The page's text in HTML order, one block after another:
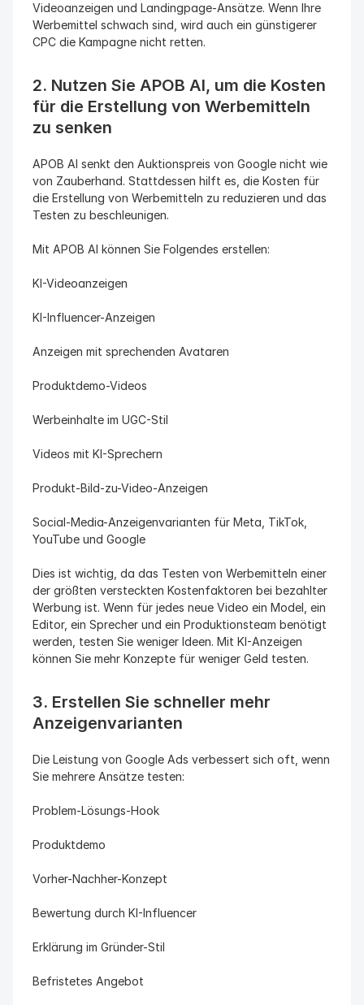
Videoanzeigen und Landingpage-Ansätze. Wenn Ihre
Werbemittel schwach sind, wird auch ein günstigerer
CPC die Kampagne nicht retten.
2. Nutzen Sie APOB AI, um die Kosten
für die Erstellung von Werbemitteln
zu senken
APOB AI senkt den Auktionspreis von Google nicht wie
von Zauberhand. Stattdessen hilft es, die Kosten für
die Erstellung von Werbemitteln zu reduzieren und das
Testen zu beschleunigen.
Mit APOB AI können Sie Folgendes erstellen:
KI-Videoanzeigen
KI-Influencer-Anzeigen
Anzeigen mit sprechenden Avataren
Produktdemo-Videos
Werbeinhalte im UGC-Stil
Videos mit KI-Sprechern
Produkt-Bild-zu-Video-Anzeigen
Social-Media-Anzeigenvarianten für Meta, TikTok,
YouTube und Google
Dies ist wichtig, da das Testen von Werbemitteln einer
der größten versteckten Kostenfaktoren bei bezahlter
Werbung ist. Wenn für jedes neue Video ein Model, ein
Editor, ein Sprecher und ein Produktionsteam benötigt
werden, testen Sie weniger Ideen. Mit KI-Anzeigen
können Sie mehr Konzepte für weniger Geld testen.
3. Erstellen Sie schneller mehr
Anzeigenvarianten
Die Leistung von Google Ads verbessert sich oft, wenn
Sie mehrere Ansätze testen:
Problem-Lösungs-Hook
Produktdemo
Vorher-Nachher-Konzept
Bewertung durch KI-Influencer
Erklärung im Gründer-Stil
Befristetes Angebot